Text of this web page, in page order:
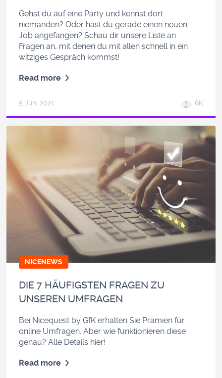
Gehst du auf eine Party und kennst dort
niemanden? Oder hast du gerade einen neuen
Job angefangen? Schau dir unsere Liste an
Fragen an, mit denen du mit allen schnell in ein
witziges Gespräch kommst!
Read more
5 Jun, 2021 6K
NICENEWS
DIE 7 HÄUFIGSTEN FRAGEN ZU
UNSEREN UMFRAGEN
Bei Nicequest by GfK erhalten Sie Prämien für
online Umfragen. Aber wie funktionieren diese
genau? Alle Details hier!
Read more